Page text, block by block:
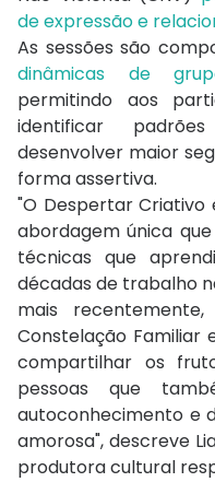
de expressão e
As sessões são
dinâmicas de
permitindo aos
identificar
desenvolver maior
forma assertiva.
"O Despertar Criativo
abordagem única
técnicas que
décadas de trabalho
mais
Constelação Familiar
compartilhar os
pessoas que
autoconhecimento e
amorosa", descreve
produtora cultural